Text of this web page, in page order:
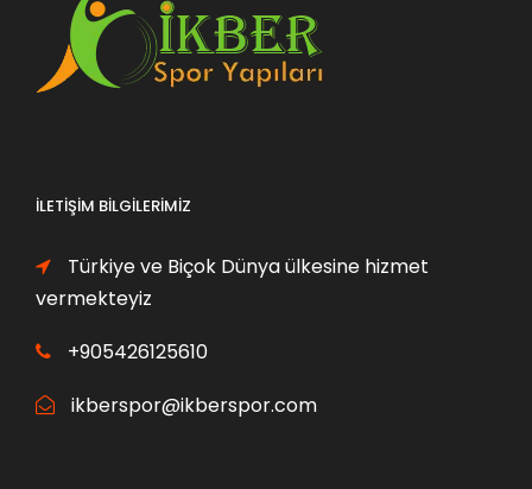
İLETIŞIM BILGILERIMIZ
Türkiye ve Biçok Dünya ülkesine hizmet
vermekteyiz
+905426125610
ikberspor@ikberspor.com